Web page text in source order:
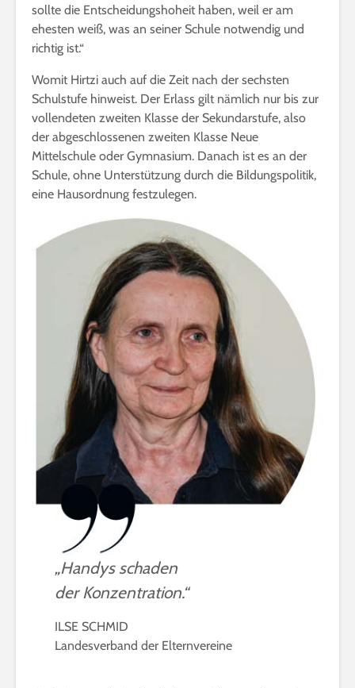
sollte die Entscheidungshoheit haben, weil er am
ehesten weiß, was an seiner Schule notwendig und
richtig ist.“
Womit Hirtzi auch auf die Zeit nach der sechsten
Schulstufe hinweist. Der Erlass gilt nämlich nur bis zur
vollendeten zweiten Klasse der Sekundarstufe, also
der abgeschlossenen zweiten Klasse Neue
Mittelschule oder Gymnasium. Danach ist es an der
Schule, ohne Unterstützung durch die Bildungspolitik,
eine Hausordnung festzulegen.
„Handys schaden
der Konzentration.“
ILSE SCHMID
Landesverband der Elternvereine